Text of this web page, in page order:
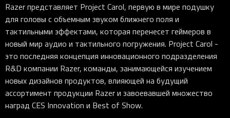
Razer представляет Project Carol, первую в мире подушку
для головы с объемным звуком ближнего поля и
тактильными эффектами, которая перенесет геймеров в
новый мир аудио и тактильного погружения. Project Carol -
это последняя концепция инновационного подразделения
R&D компании Razer, команды, занимающейся изучением
новых дизайнов продуктов, влияющей на будущий
ассортимент продукции Razer и завоевавшей множество
наград CES Innovation и Best of Show.